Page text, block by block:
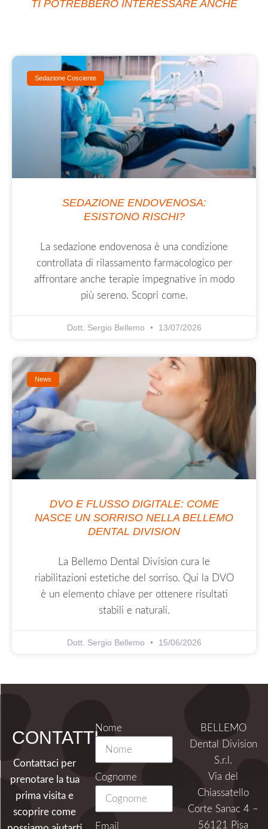
TI POTREBBERO INTERESSARE ANCHE
Sedazione Cosciente
SEDAZIONE ENDOVENOSA:
ESISTONO RISCHI?
La sedazione endovenosa è una condizione
controllata di rilassamento farmacologico per
affrontare anche terapie impegnative in modo
più sereno. Scopri come.
Dott. Sergio Bellemo 13/07/2026
News
DVO E FLUSSO DIGITALE: COME
NASCE UN SORRISO NELLA BELLEMO
DENTAL DIVISION
La Bellemo Dental Division cura le
riabilitazioni estetiche del sorriso. Qui la DVO
è un elemento chiave per ottenere risultati
stabili e naturali.
Dott. Sergio Bellemo 15/06/2026
CONTATTI
Contattaci per
prenotare la tua
prima visita e
scoprire come
Nome
Cognome
Email
BELLEMO
Dental Division
S.r.l.
Via del
Chiassatello
Corte Sanac 4 –
56121 Pisa